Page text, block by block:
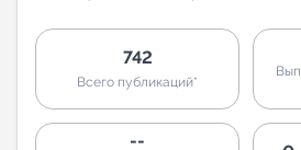
742
Всего публикаций*
--